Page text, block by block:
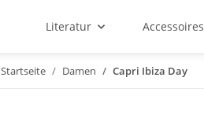
Literatur Accessoires
Startseite Damen Capri Ibiza Day